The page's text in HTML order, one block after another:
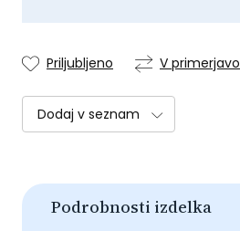
Priljubljeno V primerjavo
Dodaj v seznam
Podrobnosti izdelka